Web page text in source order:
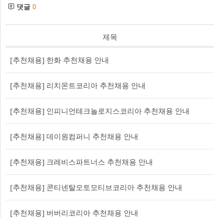
댓글 0
제목
[추천채용] 한화 추천채용 안내
[추천채용] 리치몬트코리아 추천채용 안내
[추천채용] 인피니언테크놀로지스코리아 추천채용 안내
[추천채용] 데이원컴퍼니 추천채용 안내
[추천채용] 크레비스파트너스 추천채용 안내
[추천채용] 콘티넨탈오토모티브코리아 추천채용 안내
[추천채용] 버버리코리아 추천채용 안내